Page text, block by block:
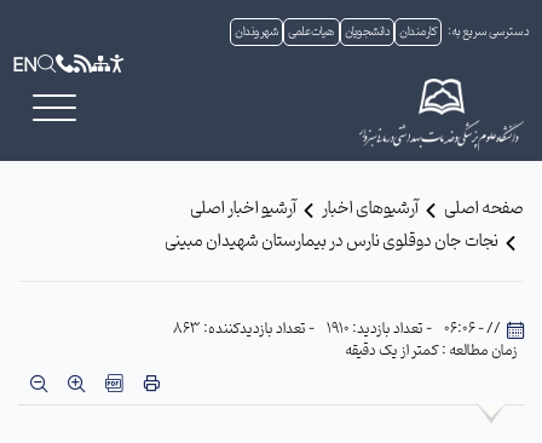
دسترسی سریع به: کارمندان دانشجویان هیات علمی شهروندان
EN
صفحه اصلی آرشیوهای اخبار
آرشیو اخبار اصلی
نجات جان دوقلوی نارس در بیمارستان شهیدان مبینی
// - 06:06 - تعداد بازدید: 1910
- تعداد بازدیدکننده: 863
زمان مطالعه : کمتر از یک دقیقه